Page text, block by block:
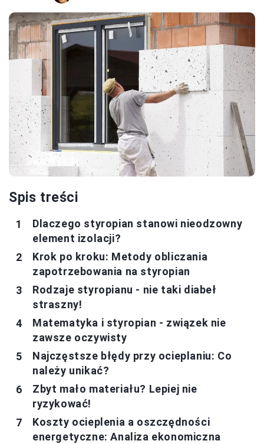
Spis treści
Dlaczego styropian stanowi nieodzowny
element izolacji?
Krok po kroku: Metody obliczania
zapotrzebowania na styropian
Rodzaje styropianu - nie taki diabeł
straszny!
Matematyka i styropian - związek nie
zawsze oczywisty
Najczęstsze błędy przy ocieplaniu: Co
należy unikać?
Zbyt mało materiału? Lepiej nie
ryzykować!
Koszty ocieplenia a oszczędności
energetyczne: Analiza ekonomiczna